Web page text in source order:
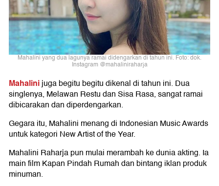
Mahalini yang dua lagunya ramai didengarkan di tahun ini. Foto: dok.
Instagram @mahaliniraharja
Mahalinijuga begitu begitu dikenal di tahun ini. Dua
singlenya, Melawan Restu dan Sisa Rasa, sangat ramai
dibicarakan dan diperdengarkan.
Gegara itu, Mahalini menang di Indonesian Music Awards
untuk kategori New Artist of the Year.
Mahalini Raharja pun mulai merambah ke dunia akting. Ia
main film Kapan Pindah Rumah dan bintang iklan produk
minuman.